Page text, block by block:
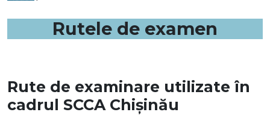
Rutele de examen
Rute de examinare utilizate în
cadrul SCCA Chișinău